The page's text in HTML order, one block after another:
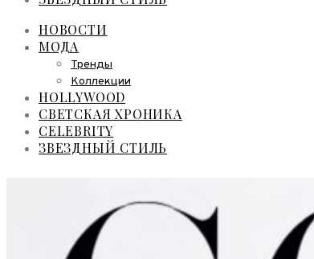
НОВОСТИ
МОДА
Тренды
Коллекции
HOLLYWOOD
СВЕТСКАЯ ХРОНИКА
CELEBRITY
ЗВЕЗДНЫЙ СТИЛЬ